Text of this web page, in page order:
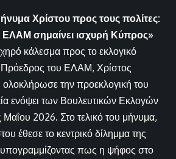
Χρίστου προς τους πολίτες:
ΕΛΑΜ σημαίνει ισχυρή Κύπρος»
κάλεσμα προς το εκλογικό
του ΕΛΑΜ, Χρίστος
ολοκλήρωσε την προεκλογική του
ενόψει των Βουλευτικών Εκλογών
Μαΐου 2026. Στο τελικό του μήνυμα,
έθεσε το κεντρικό δίλημμα της
πως η ψήφος στο